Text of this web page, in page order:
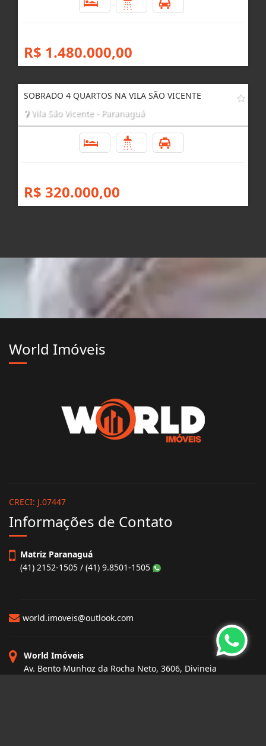
R$ 1.480.000,00
SOBRADO 4 QUARTOS NA VILA SÃO VICENTE
Vila São Vicente - Paranaguá
R$ 320.000,00
World Imóveis
CRECI: J.07447
Informações de Contato
Matriz Paranaguá
(41) 2152-1505 / (41) 9.8501-1505
world.imoveis@outlook.com
World Imóveis
Av. Bento Munhoz da Rocha Neto, 3606, Divineia